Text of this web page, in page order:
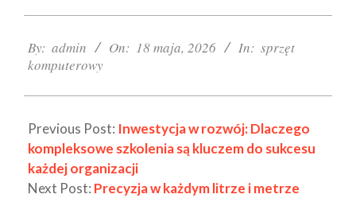
05-
18
By: admin On: 18 maja, 2026 In: sprzęt
komputerowy
Previous Post: Inwestycja w rozwój: Dlaczego
kompleksowe szkolenia są kluczem do sukcesu
każdej organizacji
Next Post: Precyzja w każdym litrze i metrze